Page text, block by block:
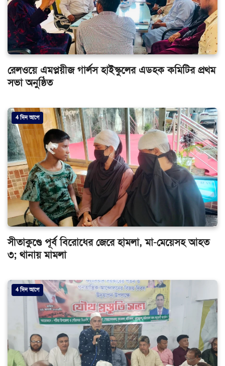
রেলওয়ে এমপ্লয়ীজ গার্লস হাইস্কুলের এডহক কমিটির প্রথম
সভা অনুষ্ঠিত
4 দিন আগে
সীতাকুণ্ডে পূর্ব বিরোধের জেরে হামলা, মা-মেয়েসহ আহত
৩; থানায় মামলা
4 দিন আগে